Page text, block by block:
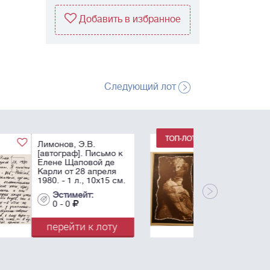
Добавить в избранное
Следующий лот
Драгомощенко, А.Т.,
Приходько Г. Книга-
выставка. Л.:
самиздат, 1974. 26 с.,
13. фото ил.; 13
картонажных папок.
перейти к лоту